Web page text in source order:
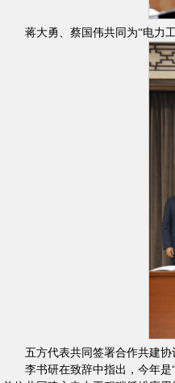
蒋大勇、蔡国伟共同为“电力
五方代表共同签署合作共建协
李书研在致辞中指出，今年